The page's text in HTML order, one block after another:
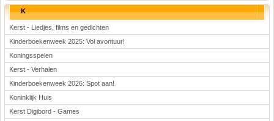
K
Kerst - Liedjes, films en gedichten
Kinderboekenweek 2025: Vol avontuur!
Koningsspelen
Kerst - Verhalen
Kinderboekenweek 2026: Spot aan!
Koninklijk Huis
Kerst Digibord - Games